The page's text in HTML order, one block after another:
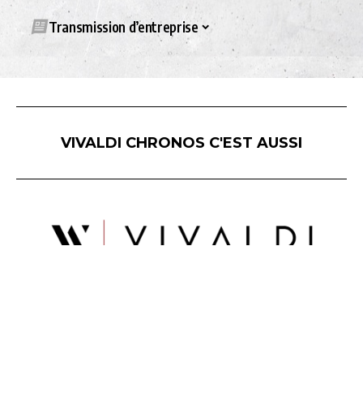
Transmission d’entreprise
VIVALDI CHRONOS C'EST AUSSI